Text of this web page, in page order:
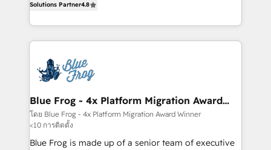
CRM, Solutions Architecture, Onboarding , Data
Migration, Custom Integration & Platform
team of 25+ experts Contact us today to help you
get more from your investment in HubSpot.
maximizing EBITDA and achieving Commercial
Excellence. With our targeted processes, we
strengthen your digital transformation and minimize
Implementation partner, we provide expertise to
drive your business forward. Since 2015 we are fully
dedicated to HubSpot and with an experienced
team (50+), we work with reputable companies in
B2B sectors such as manufacturing, SaaS and
business services. We prepare a customized
Solutions Partner4.8
Blue Frog - 4x Platform Migration Award
Winner
โดย Blue Frog - 4x Platform Migration Award Winner
<10 การติดตั้ง
Blue Frog is made up of a senior team of executive